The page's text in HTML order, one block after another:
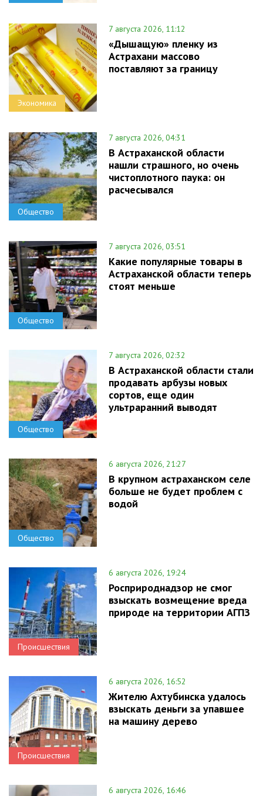
Экономика
7 августа 2026, 11:12
«Дышащую» пленку из
Астрахани массово
поставляют за границу
Общество
7 августа 2026, 04:31
В Астраханской области
нашли страшного, но очень
чистоплотного паука: он
расчесывался
Общество
7 августа 2026, 03:51
Какие популярные товары в
Астраханской области теперь
стоят меньше
Общество
7 августа 2026, 02:32
В Астраханской области стали
продавать арбузы новых
сортов, еще один
ультраранний выводят
Общество
6 августа 2026, 21:27
В крупном астраханском селе
больше не будет проблем с
водой
Происшествия
6 августа 2026, 19:24
Росприроднадзор не смог
взыскать возмещение вреда
природе на территории АГПЗ
Происшествия
6 августа 2026, 16:52
Жителю Ахтубинска удалось
взыскать деньги за упавшее
на машину дерево
6 августа 2026, 16:46